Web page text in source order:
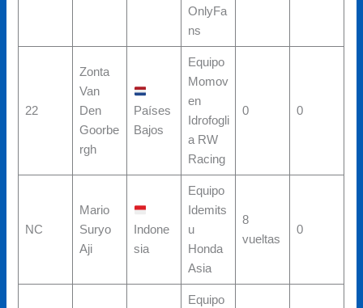
OnlyFa
ns
22
Zonta
Van
Den
Goorbe
rgh
Países
Bajos
Equipo
Momov
en
Idrofogli
a RW
Racing
0 0
NC
Mario
Suryo
Aji
Indone
sia
Equipo
Idemits
u
Honda
Asia
8
vueltas
0
Equipo